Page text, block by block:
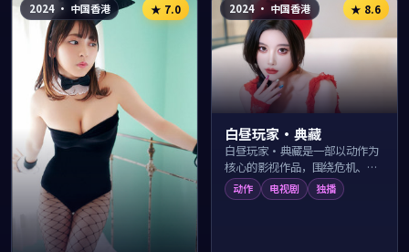
2024· 中国香港 ★ 7.0 2024· 中国香港 ★ 8.6
白昼玩家·典藏
白昼玩家·典藏是一部以动作为
核心的影视作品，围绕危机、反
转与人物成长展开，整体节奏紧
凑，值得推荐观看。
动作 电视剧 独播